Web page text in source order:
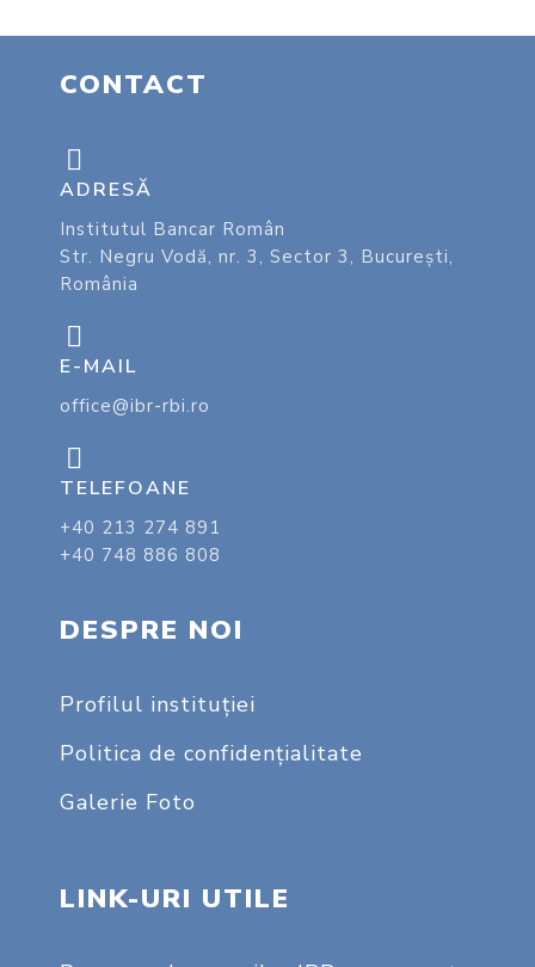
CONTACT
ADRESĂ
Institutul Bancar Român
Str. Negru Vodă, nr. 3, Sector 3, București,
România
E-MAIL
office@ibr-rbi.ro
TELEFOANE
+40 213 274 891
+40 748 886 808
DESPRE NOI
Profilul instituţiei
Politica de confidențialitate
Galerie Foto
LINK-URI UTILE